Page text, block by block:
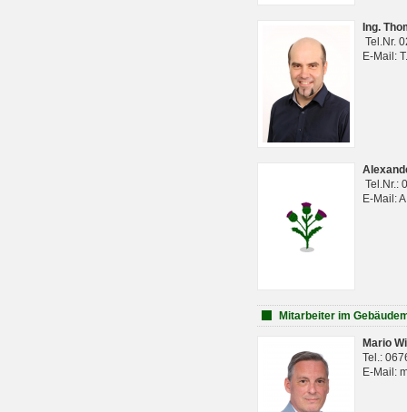
Ing.
Tel.Nr.
E-Mail:
Tel.Nr.:
E-Mail:
Mitarbeiter im
Mario
Tel.:
E-Mail: